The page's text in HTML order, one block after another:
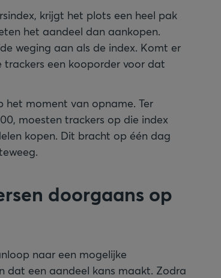
krijgt het plots een heel pak
het aandeel dan aankopen.
weging aan als de index. Komt er
trackers een kooporder voor dat
moment van opname. Ter
moesten trackers op die index
kopen. Dit bracht op één dag
doorgaans op
naar een mogelijke
dat een aandeel kans maakt. Zodra